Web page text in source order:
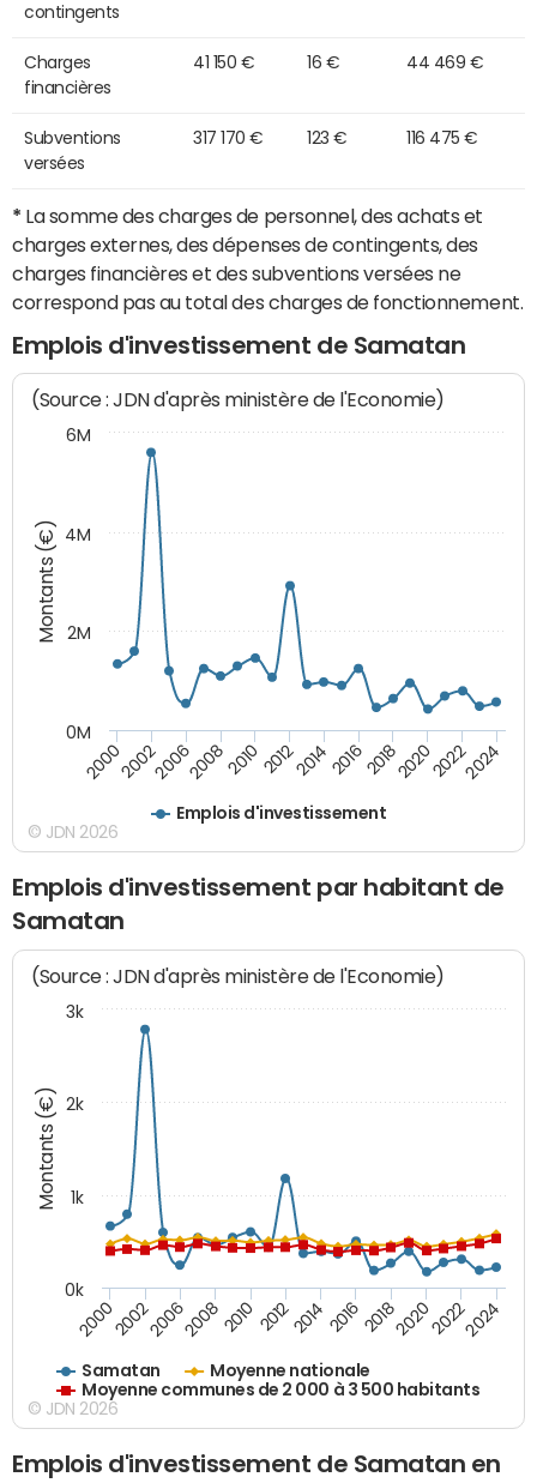
contingents
Charges
financières
41 150 € 16 € 44 469 €
Subventions
versées
317 170 € 123 € 116 475 €
* La somme des charges de personnel, des achats et
charges externes, des dépenses de contingents, des
charges financières et des subventions versées ne
correspond pas au total des charges de fonctionnement.
Emplois d'investissement de Samatan
Montants (€)
(Source : JDN d'après ministère de l'Economie)
Emplois d'investissement
20002002200620082010 2012201420162018202020222024
0M
2M
4M
6M
© JDN 2026
Emplois d'investissement par habitant de
Samatan
Montants (€)
(Source : JDN d'après ministère de l'Economie)
Samatan
Moyenne nationale
Moyenne communes de 2 000 à 3 500 habitants
20002002200620082010 2012201420162018202020222024
0k
1k
2k
3k
© JDN 2026
Emplois d'investissement de Samatan en